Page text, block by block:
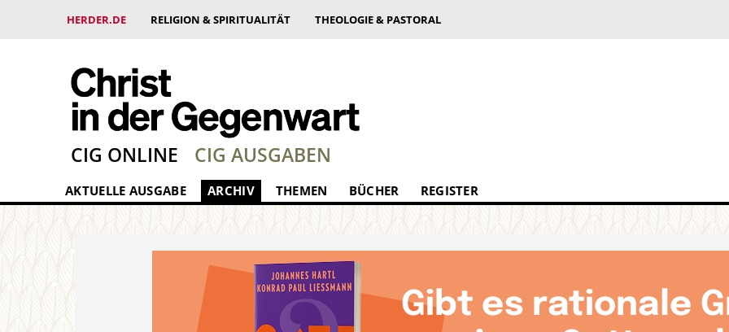
HERDER.DE RELIGION & SPIRITUALITÄT THEOLOGIE & PASTORAL
CIG ONLINE CIG AUSGABEN
AKTUELLE AUSGABE ARCHIV THEMEN BÜCHER REGISTER